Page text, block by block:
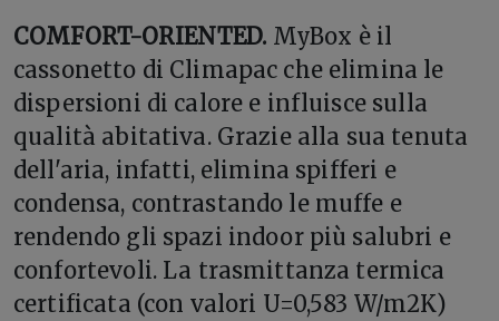
COMFORT-ORIENTED. MyBox è il
cassonetto di Climapac che elimina le
dispersioni di calore e influisce sulla
qualità abitativa. Grazie alla sua tenuta
dell'aria, infatti, elimina spifferi e
condensa, contrastando le muffe e
rendendo gli spazi indoor più salubri e
confortevoli. La trasmittanza termica
certificata (con valori U=0,583 W/m2K)